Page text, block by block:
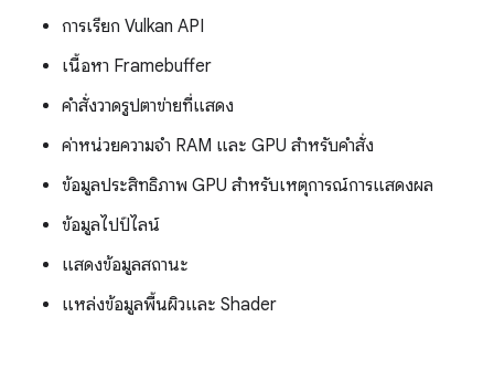
การเรียก Vulkan API
เนื้อหา Framebuffer
คำสั่งวาดรูปตาข่ายที่แสดง
ค่าหน่วยความจำ RAM และ GPU สำหรับคำสั่ง
ข้อมูลประสิทธิภาพ GPU สำหรับเหตุการณ์การแสดงผล
ข้อมูลไปป์ไลน์
แสดงข้อมูลสถานะ
แหล่งข้อมูลพื้นผิวและ Shader